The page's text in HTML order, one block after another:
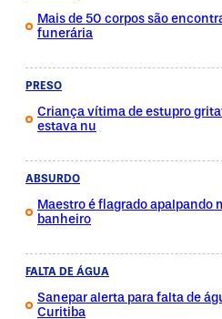
Mais de 50 corpos são
funerária
PRESO
Criança vítima de estupro
estava nu
ABSURDO
Maestro é flagrado apalpando
banheiro
FALTA DE ÁGUA
Sanepar alerta para falta de
Curitiba